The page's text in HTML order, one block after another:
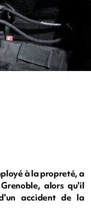
à la propreté, a
alors qu'il
accident de la